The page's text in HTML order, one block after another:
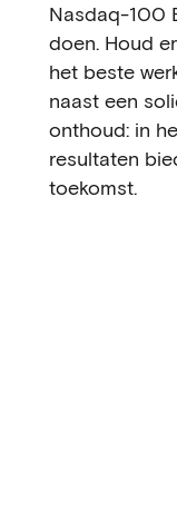
Nasdaq-100
doen. Houd
het beste
naast een
onthoud: in
resultaten
toekomst.